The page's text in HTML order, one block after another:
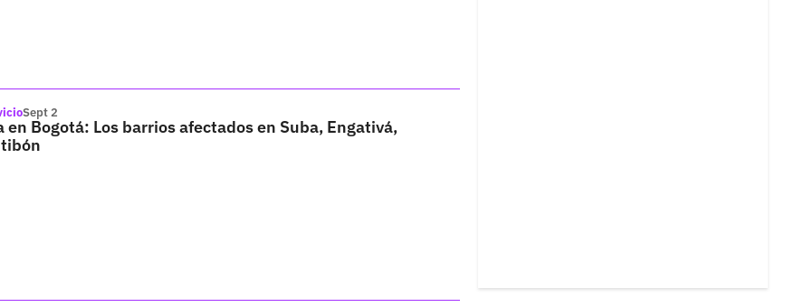
Sept 2
en Bogotá: Los barrios afectados en Suba, Engativá,